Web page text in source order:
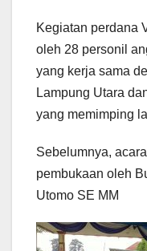
Kegiatan perdana
oleh 28 personil
yang kerja sama
Lampung Utara
yang memimping
Sebelumnya,
pembukaan oleh
Utomo SE MM